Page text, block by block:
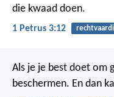
die kwaad doen.
1 Petrus 3:12
Als je je best doet om
beschermen. En dan